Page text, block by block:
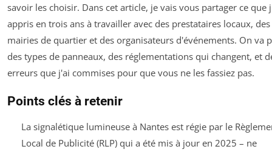
savoir les choisir. Dans cet article, je vais vous partager ce que
appris en trois ans à travailler avec des prestataires locaux, des
mairies de quartier et des organisateurs d'événements. On va
des types de panneaux, des réglementations qui changent, et
erreurs que j'ai commises pour que vous ne les fassiez pas.
Points clés à retenir
La signalétique lumineuse à Nantes est régie par le
Local de Publicité (RLP) qui a été mis à jour en 2025 – ne